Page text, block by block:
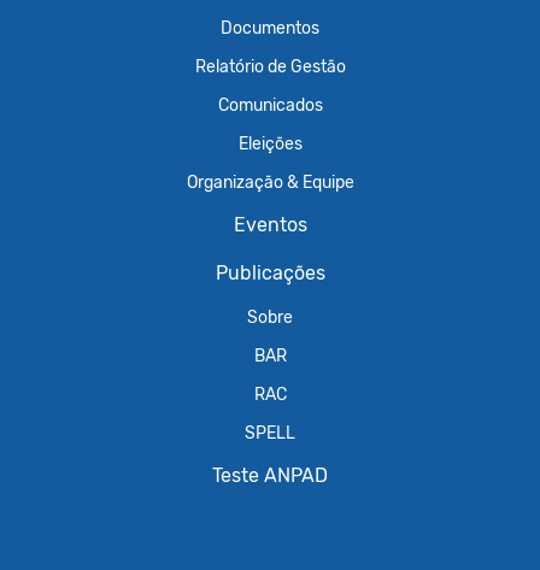
Documentos
Relatório de Gestão
Comunicados
Eleições
Organização & Equipe
Eventos
Publicações
Sobre
BAR
RAC
SPELL
Teste ANPAD